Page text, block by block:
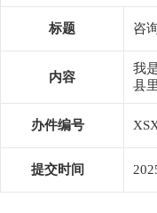
标题 咨
内容
我
县
办件编号
提交时间